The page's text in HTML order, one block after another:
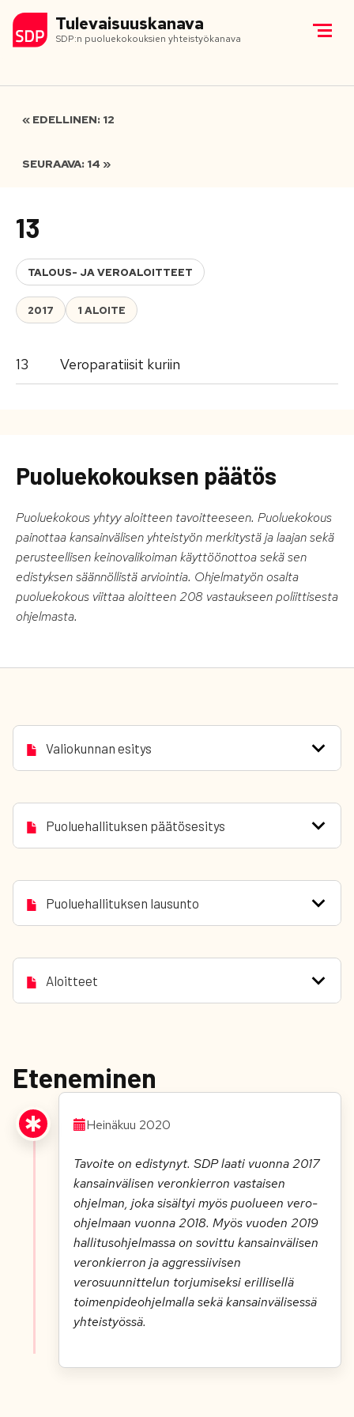
Tulevaisuuskanava
SDP:n puoluekokouksien yhteistyökanava
« EDELLINEN: 12
SEURAAVA: 14 »
13
TALOUS- JA VEROALOITTEET
2017 1 ALOITE
13 Veroparatiisit kuriin
Puoluekokouksen päätös
Puoluekokous yhtyy aloitteen tavoitteeseen. Puoluekokous
painottaa kansainvälisen yhteistyön merkitystä ja laajan sekä
perusteellisen keinovalikoiman käyttöönottoa sekä sen
edistyksen säännöllistä arviointia. Ohjelmatyön osalta
puoluekokous viittaa aloitteen 208 vastaukseen poliittisesta
ohjelmasta.
Valiokunnan esitys
Puoluehallituksen päätösesitys
Puoluehallituksen lausunto
Aloitteet
Eteneminen
Heinäkuu 2020
Tavoite on edistynyt. SDP laati vuonna 2017
kansainvälisen veronkierron vastaisen
ohjelman, joka sisältyi myös puolueen vero-
ohjelmaan vuonna 2018. Myös vuoden 2019
hallitusohjelmassa on sovittu kansainvälisen
veronkierron ja aggressiivisen
verosuunnittelun torjumiseksi erillisellä
toimenpideohjelmalla sekä kansainvälisessä
yhteistyössä.